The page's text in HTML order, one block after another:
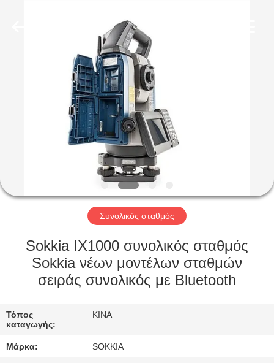
ΠΡΟΪΌΝΤΑ
ΠΕΡΊΠΟΥ
ΓΎΡΟΣ
ΕΡΓΟΣΤΑΣΊΩΝ
ΠΟΙΟΤΙΚΌΣ
ΈΛΕΓΧΟΣ
ΜΑΣ
ΕΛΆΤΕ
Συνολικός σταθμός
Sokkia IX1000 συνολικός σταθμός
Sokkia νέων μοντέλων σταθμών
σειράς συνολικός με Bluetooth
Τόπος
καταγωγής:
ΚΙΝΑ
Μάρκα: SOKKIA